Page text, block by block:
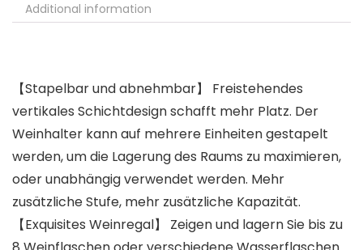
Additional information
【Stapelbar und abnehmbar】 Freistehendes
vertikales Schichtdesign schafft mehr Platz. Der
Weinhalter kann auf mehrere Einheiten gestapelt
werden, um die Lagerung des Raums zu maximieren,
oder unabhängig verwendet werden. Mehr
zusätzliche Stufe, mehr zusätzliche Kapazität.
【Exquisites Weinregal】 Zeigen und lagern Sie bis zu